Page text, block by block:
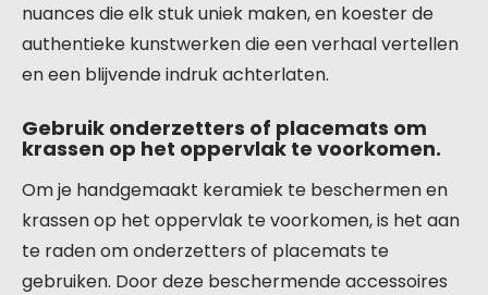
nuances die elk stuk uniek maken, en koester de
authentieke kunstwerken die een verhaal vertellen
en een blijvende indruk achterlaten.
Gebruik onderzetters of placemats om
krassen op het oppervlak te voorkomen.
Om je handgemaakt keramiek te beschermen en
krassen op het oppervlak te voorkomen, is het aan
te raden om onderzetters of placemats te
gebruiken. Door deze beschermende accessoires